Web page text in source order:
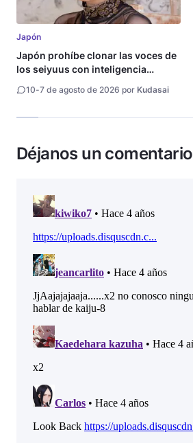
Japón
Japón prohíbe clonar las voces de
los seiyuus con inteligencia
10-7 de agosto de 2026 por Kudasai
Déjanos un comentario